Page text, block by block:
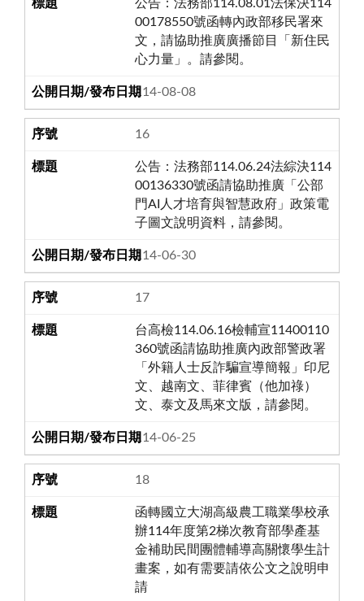
公告：法務部114.08.01法保決114
00178550號函轉內政部移民署來
文，請協助推廣廣播節目「新住民
心力量」。請參閱。
114-08-08
16
公告：法務部114.06.24法綜決114
00136330號函請協助推廣「公部
門AI人才培育與智慧政府」政策電
子圖文說明資料，請參閱。
114-06-30
17
台高檢114.06.16檢輔宣11400110
360號函請協助推廣內政部警政署
「外籍人士反詐騙宣導簡報」印尼
文、越南文、菲律賓（他加祿）
文、泰文及馬來文版，請參閱。
114-06-25
18
函轉國立大湖高級農工職業學校承
辦114年度第2梯次教育部學產基
金補助民間團體輔導高關懷學生計
畫案，如有需要請依公文之說明申
請